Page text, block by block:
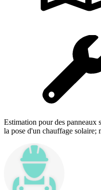
Estimation pour des panneaux
la pose d'un chauffage solaire;